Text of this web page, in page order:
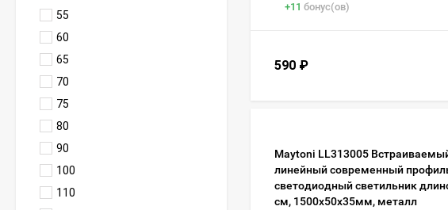
+11 бонус(ов)
590 ₽
Maytoni LL313005
линейный современный
светодиодный светильник
см, 1500x50x35мм, металл
55
60
65
70
75
80
90
100
110